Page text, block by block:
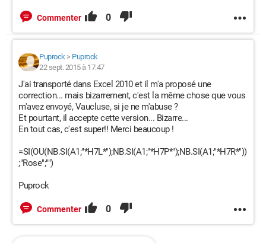
Commenter 0
Puprock> Puprock
22 sept. 2015 à 17:47
J'ai transporté dans Excel 2010 et il m'a proposé une
correction... mais bizarrement, c'est la même chose que vous
m'avez envoyé, Vaucluse, si je ne m'abuse ?
Et pourtant, il accepte cette version... Bizarre...
En tout cas, c'est super!! Merci beaucoup !
=SI(OU(NB.SI(A1;"*H7L*");NB.SI(A1;"*H7P*");NB.SI(A1;"*H7R*"))
;"Rose";"")
Puprock
Commenter 0